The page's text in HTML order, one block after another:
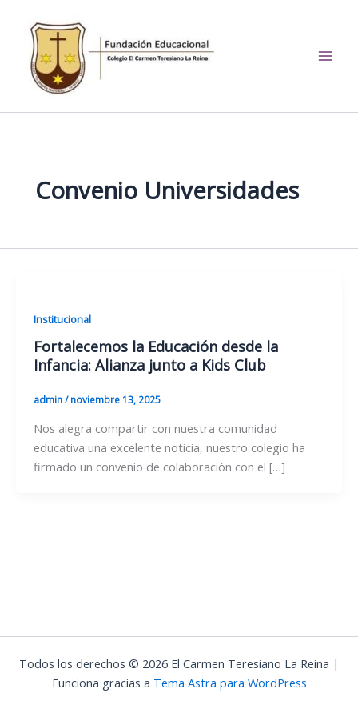
contenido
Convenio Universidades
Institucional
Fortalecemos la Educación desde la
Infancia: Alianza junto a Kids Club
admin/noviembre 13, 2025
Nos alegra compartir con nuestra comunidad
educativa una excelente noticia, nuestro colegio ha
firmado un convenio de colaboración con el […]
Todos los derechos © 2026 El Carmen Teresiano La Reina |
Funciona gracias a Tema Astra para WordPress